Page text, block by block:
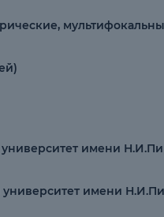
университет имени
университет имени